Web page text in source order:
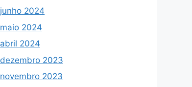
junho 2024
maio 2024
abril 2024
dezembro 2023
novembro 2023